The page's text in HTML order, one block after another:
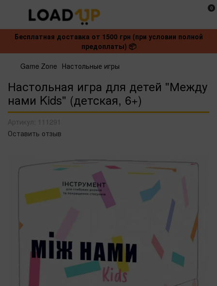
0
Бесплатная доставка от 1500 грн (при условии полной
предоплаты) 📦
Game Zone Настольные игры
Настольная игра для детей "Между
нами Kids" (детская, 6+)
Артикул:
111291
Оставить отзыв